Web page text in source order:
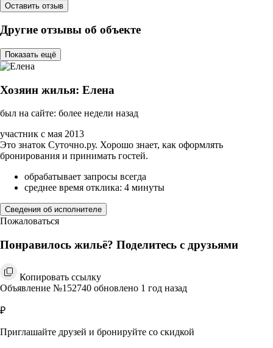
Оставить отзыв
Другие отзывы об объекте
Показать ещё
Хозяин жилья: Елена
был на сайте: более недели назад
участник с мая 2013
Это знаток Суточно.ру. Хорошо знает, как оформлять
бронирования и принимать гостей.
обрабатывает запросы всегда
среднее время отклика: 4 минуты
Сведения об исполнителе
Пожаловаться
Понравилось жильё? Поделитесь с друзьями
Копировать ссылку
Объявление №152740 обновлено 1 год назад
₽
Приглашайте друзей и бронируйте со скидкой